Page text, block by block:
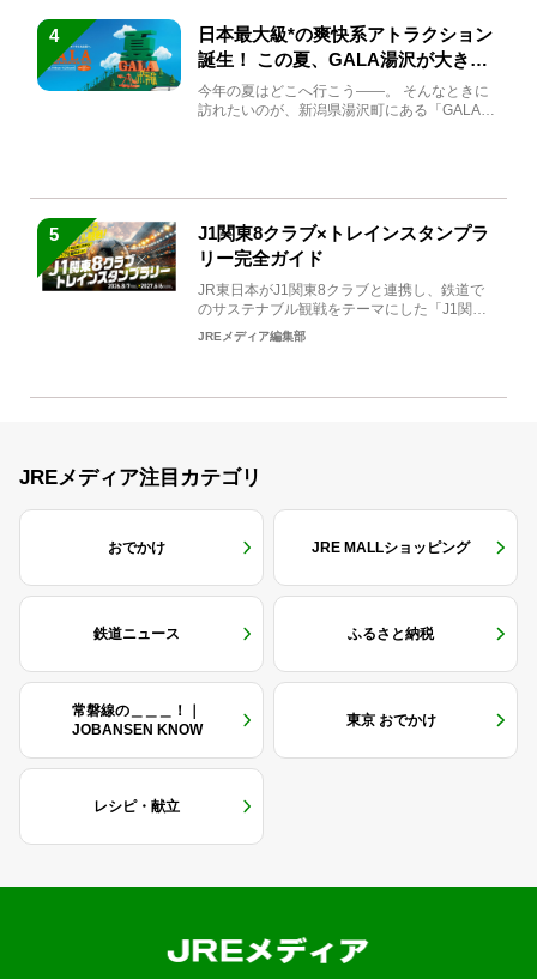
4
日本最大級*の爽快系アトラクション
誕生！ この夏、GALA湯沢が大きく
生まれ変わる
今年の夏はどこへ行こう――。 そんなときに
訪れたいのが、新潟県湯沢町にある「GALA湯
5
J1関東8クラブ×トレインスタンプラ
リー完全ガイド
JR東日本がJ1関東8クラブと連携し、鉄道で
のサステナブル観戦をテーマにした「J1関東8
クラブ×トレイン...
JREメディア編集部
JREメディア注目カテゴリ
おでかけ JRE MALLショッピング
鉄道ニュース ふるさと納税
常磐線の＿＿＿！｜
JOBANSEN KNOW
東京 おでかけ
レシピ・献立